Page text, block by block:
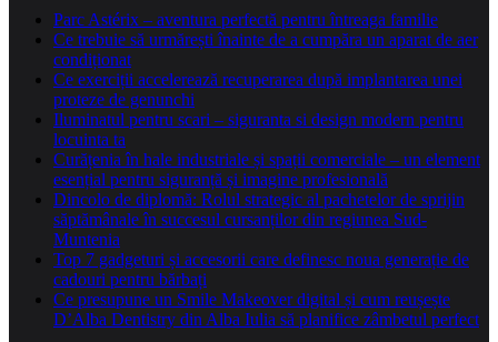
Parc Astérix – aventura perfectă pentru întreaga familie
Ce trebuie să urmărești înainte de a cumpăra un aparat de aer
condiționat
Ce exerciții accelerează recuperarea după implantarea unei
proteze de genunchi
Iluminatul pentru scari – siguranta si design modern pentru
locuinta ta
Curățenia în hale industriale și spații comerciale – un element
esențial pentru siguranță și imagine profesională
Dincolo de diplomă: Rolul strategic al pachetelor de sprijin
săptămânale în succesul cursanților din regiunea Sud-
Muntenia
Top 7 gadgeturi și accesorii care definesc noua generație de
cadouri pentru bărbați
Ce presupune un Smile Makeover digital și cum reușește
D’Alba Dentistry din Alba Iulia să planifice zâmbetul perfect